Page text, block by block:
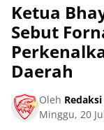
Ketua
Sebut
Daerah
Oleh Redaksi
Minggu, 20